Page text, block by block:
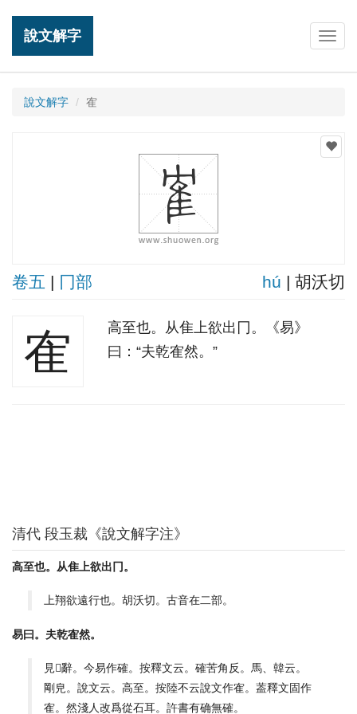
說文解字
說文解字 隺
卷五 | 冂部 hú | 胡沃切
隺
高至也。从隹上欲出冂。《易》
曰：“夫乾隺然。”
清代 段玉裁《說文解字注》
高至也。从隹上欲出冂。
上翔欲遠行也。胡沃切。古音在二部。
易曰。夫乾隺然。
見𣪠辭。今易作確。按釋文云。確苦角反。馬、韓云。
剛皃。說文云。高至。按陸不云說文作隺。葢釋文固作
隺。然淺人改爲從石耳。許書有确無確。